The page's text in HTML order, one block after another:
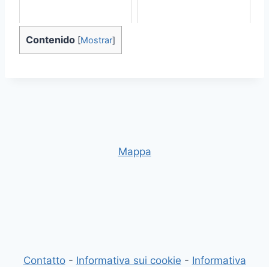
Contenido [Mostrar]
Mappa
Contatto- Informativa sui cookie - Informativa